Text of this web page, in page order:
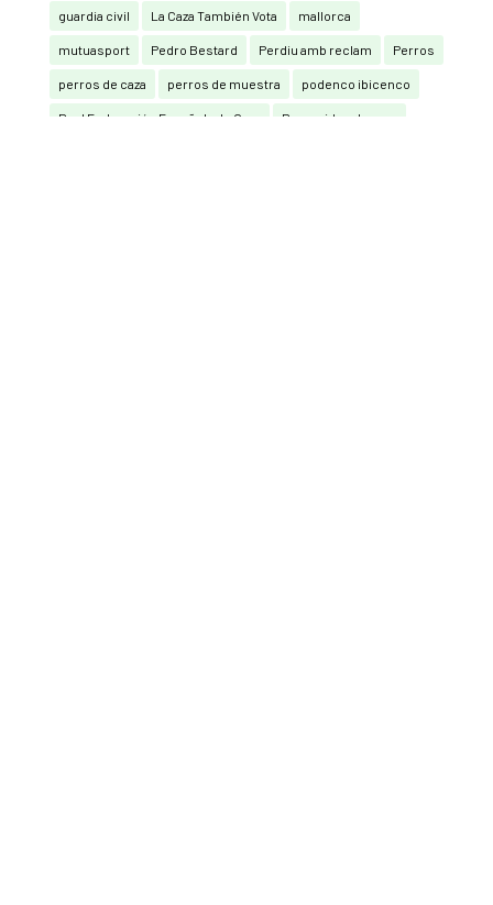
guardia civil La Caza También Vota mallorca
mutuasport Pedro Bestard Perdiu amb reclam Perros
perros de caza perros de muestra podenco ibicenco
Real Federación Española de Caza Recorridos de caza